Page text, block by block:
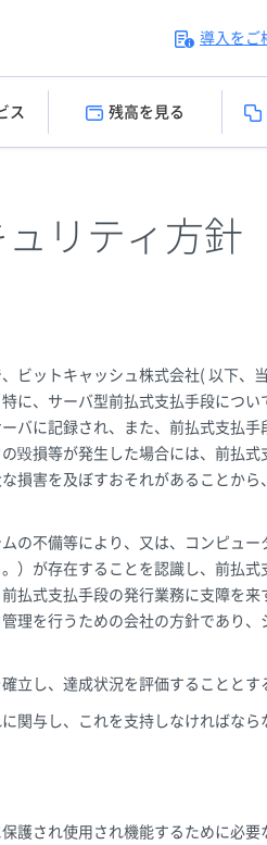
導入をご
ス 残高を見る
リティ方針
ビットキャッシュ株式会社( 以下、
に、サーバ型前払式支払手段につ
バに記録され、また、前払式支払
毀損等が発生した場合には、前払
損害を及ぼすおそれがあることか
の不備等により、又は、コンピュ
）が存在することを認識し、前払
払式支払手段の発行業務に支障を
理を行うための会社の方針であり
立し、達成状況を評価することとす
関与し、これを支持しなければなら
護され使用され機能するために必